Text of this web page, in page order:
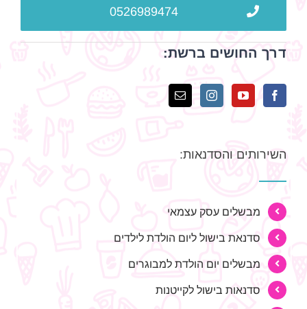
0526989474
דרך החושים ברשת:
השירותים והסדנאות:
מבשלים עסק עצמאי
סדנאת בישול ליום הולדת לילדים
מבשלים יום הולדת למבוגרים
סדנאות בישול לקייטנות